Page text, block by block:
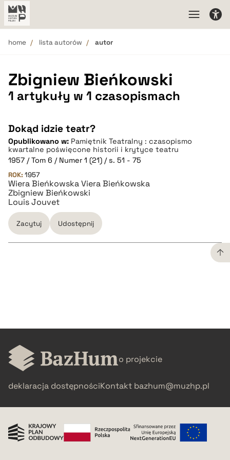
home lista autorów autor
Zbigniew Bieńkowski
1 artykuły w 1 czasopismach
Dokąd idzie teatr?
Opublikowano w: Pamiętnik Teatralny : czasopismo
kwartalne poświęcone historii i krytyce teatru
1957 / Tom 6 / Numer 1 (21) / s. 51 - 75
ROK: 1957
Wiera Bieńkowska Viera Bieńkowska
Zbigniew Bieńkowski
Louis Jouvet
Zacytuj Udostępnij
pobierz cytat
o projekcie
deklaracja dostępnościKontakt bazhum@muzhp.pl